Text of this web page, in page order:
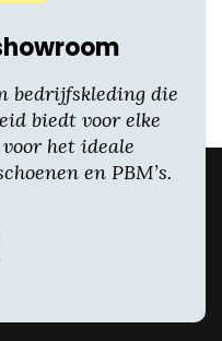
bedrijfskleding die
biedt voor elke
het ideale
en PBM’s.